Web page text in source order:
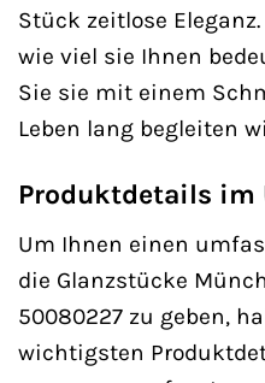
Stück zeitlose
wie viel sie Ihnen
Sie sie mit einem
Leben lang begleiten
Produktdetails im
Um Ihnen einen
die Glanzstücke
50080227 zu geben,
wichtigsten